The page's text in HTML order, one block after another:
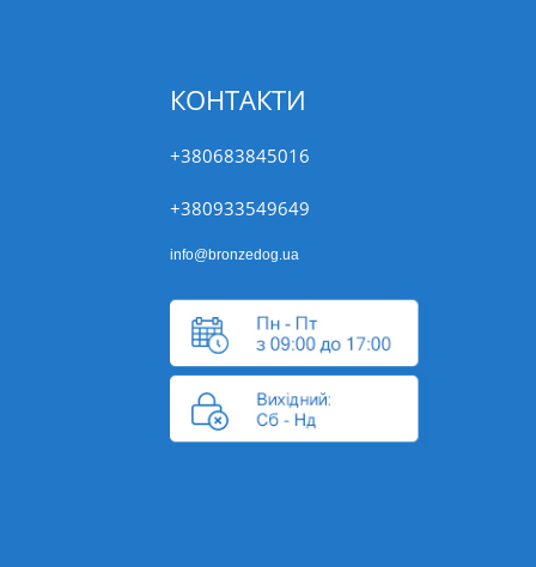
КОНТАКТИ
+380683845016
+380933549649
info@bronzedog.ua